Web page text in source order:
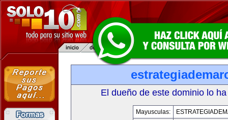
El dueño de este dominio lo
Mayusculas: